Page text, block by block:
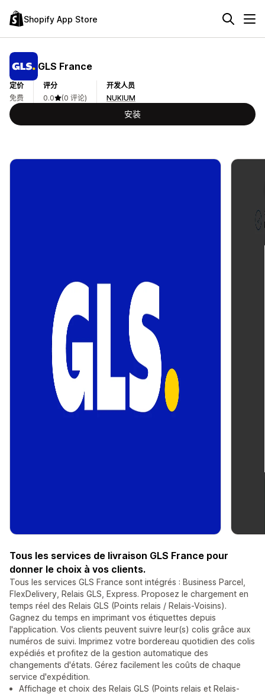
Shopify App Store
GLS France
定价
免费
评分
0.0
(0 评论)
开发人员
NUKIUM
安装
Tous les services de livraison GLS France pour
donner le choix à vos clients.
Tous les services GLS France sont intégrés : Business Parcel,
FlexDelivery, Relais GLS, Express. Proposez le chargement en
temps réel des Relais GLS (Points relais / Relais-Voisins).
Gagnez du temps en imprimant vos étiquettes depuis
l'application. Vos clients peuvent suivre leur(s) colis grâce aux
numéros de suivi. Imprimez votre bordereau quotidien des colis
expédiés et profitez de la gestion automatique des
changements d'états. Gérez facilement les coûts de chaque
service d'expédition.
Affichage et choix des Relais GLS (Points relais et Relais-